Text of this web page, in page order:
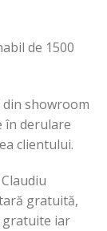
de 1500
showroom
în derulare
clientului.
gratuită,
iar